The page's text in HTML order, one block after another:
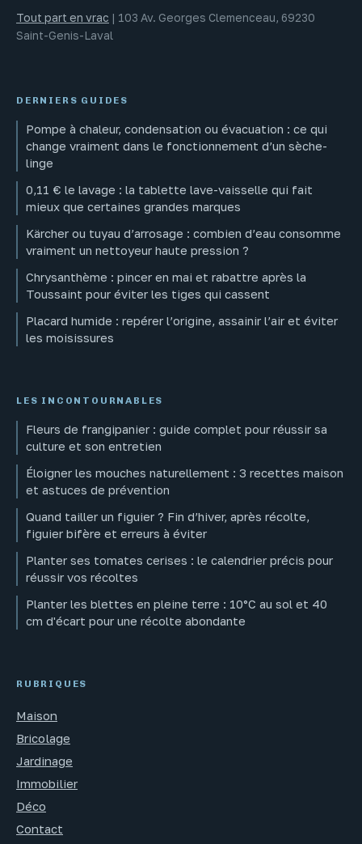
Tout part en vrac | 103 Av. Georges Clemenceau, 69230
Saint-Genis-Laval
DERNIERS GUIDES
Pompe à chaleur, condensation ou évacuation : ce qui
change vraiment dans le fonctionnement d’un sèche-
linge
0,11 € le lavage : la tablette lave-vaisselle qui fait
mieux que certaines grandes marques
Kärcher ou tuyau d’arrosage : combien d’eau consomme
vraiment un nettoyeur haute pression ?
Chrysanthème : pincer en mai et rabattre après la
Toussaint pour éviter les tiges qui cassent
Placard humide : repérer l’origine, assainir l’air et éviter
les moisissures
LES INCONTOURNABLES
Fleurs de frangipanier : guide complet pour réussir sa
culture et son entretien
Éloigner les mouches naturellement : 3 recettes maison
et astuces de prévention
Quand tailler un figuier ? Fin d’hiver, après récolte,
figuier bifère et erreurs à éviter
Planter ses tomates cerises : le calendrier précis pour
réussir vos récoltes
Planter les blettes en pleine terre : 10°C au sol et 40
cm d'écart pour une récolte abondante
RUBRIQUES
Maison
Bricolage
Jardinage
Immobilier
Déco
Contact